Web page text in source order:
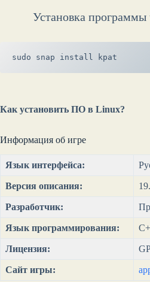
Установка программы
sudo snap install kpat
Как установить ПО в Linux?
Информация об игре
Язык интерфейса:
Версия описания:
Разработчик:
Язык программирования:
Лицензия:
Сайт игры: